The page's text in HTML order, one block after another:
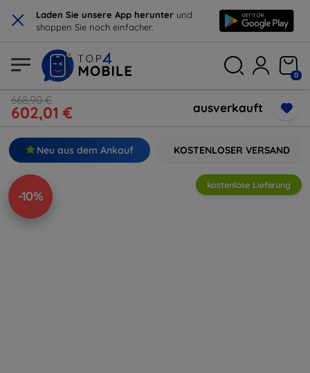
× Laden Sie unsere App herunter und
shoppen Sie noch einfacher.
0
668,90 €
602,01 € ausverkauft
Neu aus dem Ankauf KOSTENLOSER VERSAND
-10%
kostenlose Lieferung